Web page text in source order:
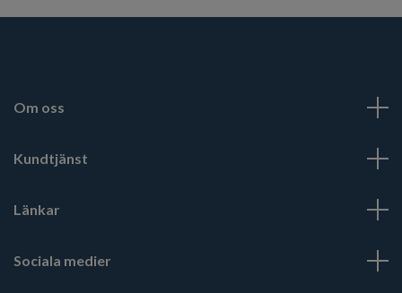
Om oss
Kundtjänst
Länkar
Sociala medier